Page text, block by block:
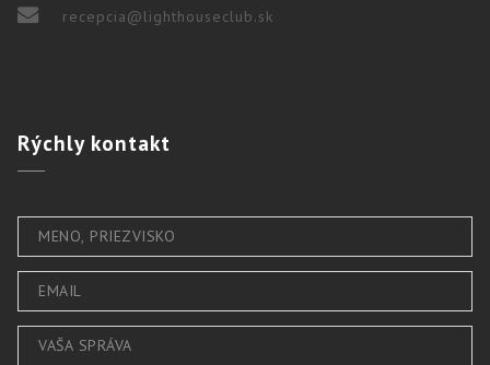
recepcia@lighthouseclub.sk
Rýchlykontakt